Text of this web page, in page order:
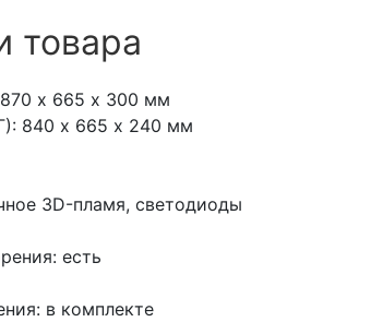
товара
х 665 х 300 мм
840 х 665 х 240 мм
3D-пламя, светодиоды
есть
в комплекте